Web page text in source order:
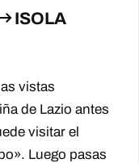
ISOLA
vistas
de Lazio antes
visitar el
Luego pasas